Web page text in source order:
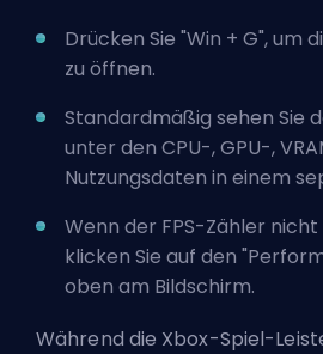
Drücken Sie "Win + G", um
zu öffnen.
Standardmäßig sehen Sie
unter den CPU-, GPU-,
Nutzungsdaten in einem
Wenn der FPS-Zähler
klicken Sie auf den
oben am Bildschirm.
Während die Xbox-Spiel-